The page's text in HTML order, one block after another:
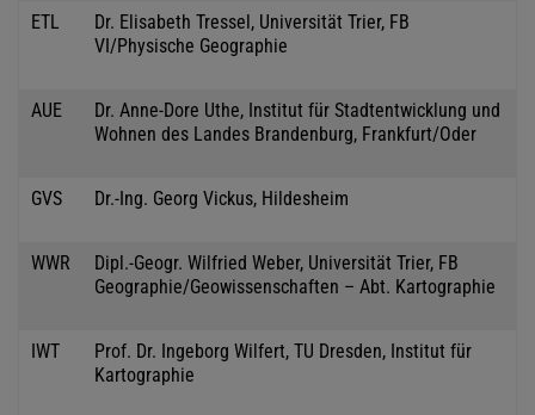
ETL
Dr. Elisabeth Tressel, Universität Trier, FB
VI/Physische Geographie
AUE
Dr. Anne-Dore Uthe, Institut für Stadtentwicklung und
Wohnen des Landes Brandenburg, Frankfurt/Oder
GVS Dr.-Ing. Georg Vickus, Hildesheim
WWR
Dipl.-Geogr. Wilfried Weber, Universität Trier, FB
Geographie/Geowissenschaften – Abt. Kartographie
IWT
Prof. Dr. Ingeborg Wilfert, TU Dresden, Institut für
Kartographie